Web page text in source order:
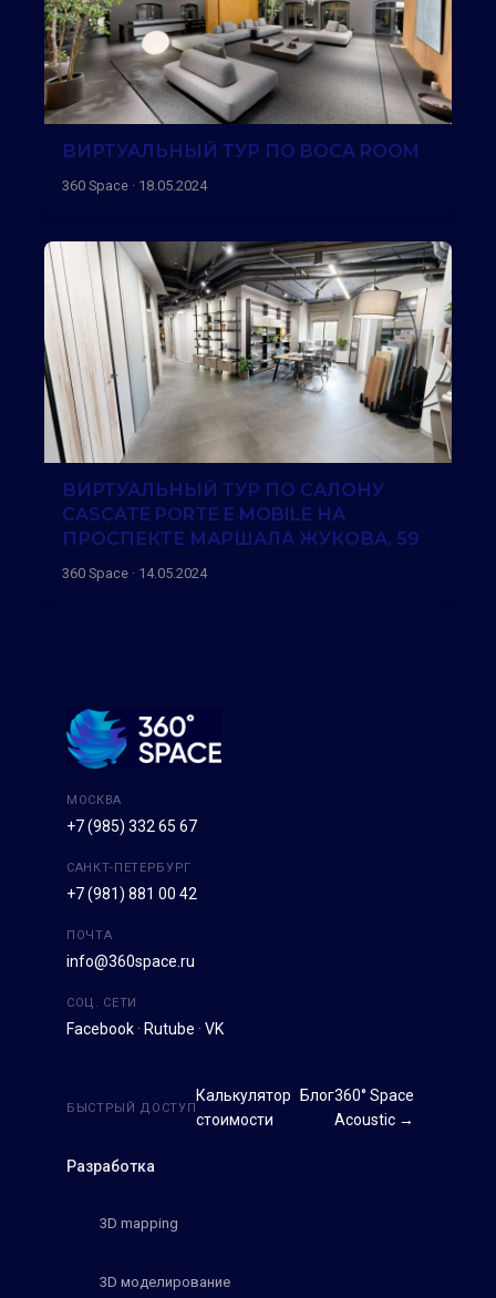
ВИРТУАЛЬНЫЙ ТУР ПО BOCA ROOM
360 Space · 18.05.2024
ВИРТУАЛЬНЫЙ ТУР ПО САЛОНУ
CASCATE PORTE E MOBILE НА
ПРОСПЕКТЕ МАРШАЛА ЖУКОВА, 59
360 Space · 14.05.2024
МОСКВА
+7 (985) 332 65 67
САНКТ-ПЕТЕРБУРГ
+7 (981) 881 00 42
ПОЧТА
info@360space.ru
СОЦ. СЕТИ
Facebook · Rutube · VK
Разработка
3D mapping
3D моделирование
БЫСТРЫЙ ДОСТУП
Калькулятор
стоимости
Блог360° Space
Acoustic →